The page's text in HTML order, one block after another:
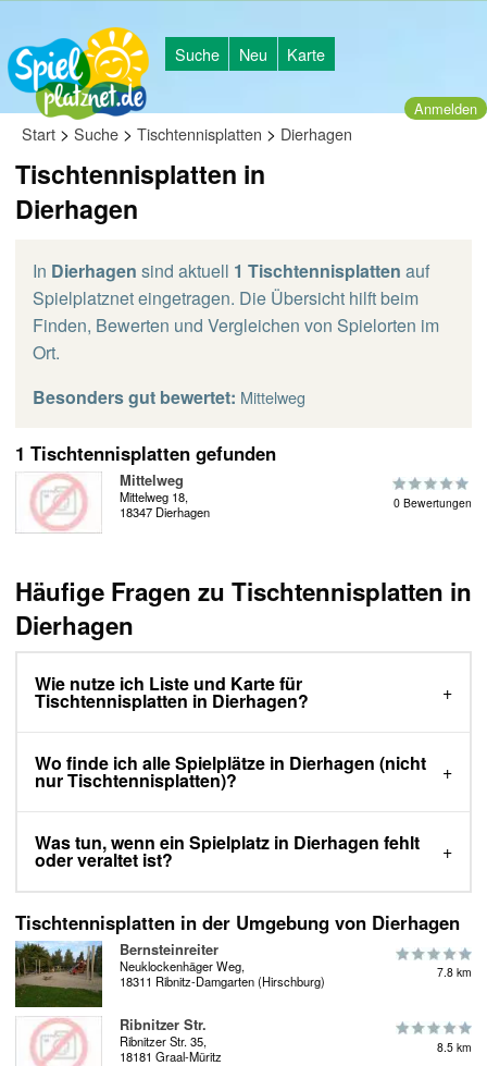
Suche Neu Karte
Anmelden
Start > Suche > Tischtennisplatten > Dierhagen
Tischtennisplatten in
Dierhagen
In Dierhagen sind aktuell 1 Tischtennisplatten auf
Spielplatznet eingetragen. Die Übersicht hilft beim
Finden, Bewerten und Vergleichen von Spielorten im
Ort.
Besonders gut bewertet: Mittelweg
1 Tischtennisplatten gefunden
Mittelweg
Mittelweg 18,
18347 Dierhagen
0 Bewertungen
Häufige Fragen zu Tischtennisplatten in
Dierhagen
Wie nutze ich Liste und Karte für
Tischtennisplatten in Dierhagen?
Wo finde ich alle Spielplätze in Dierhagen (nicht
nur Tischtennisplatten)?
Was tun, wenn ein Spielplatz in Dierhagen fehlt
oder veraltet ist?
Tischtennisplatten in der Umgebung von Dierhagen
Bernsteinreiter
Neuklockenhäger Weg,
18311 Ribnitz-Damgarten (Hirschburg)
7.8 km
Ribnitzer Str.
Ribnitzer Str. 35,
18181 Graal-Müritz
8.5 km